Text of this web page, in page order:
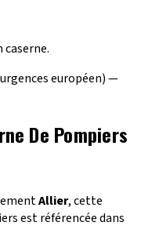
caserne.
européen) —
De Pompiers
Allier, cette
est référencée dans